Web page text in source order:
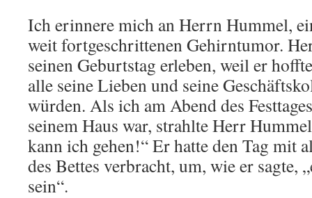
Ich erinnere mich an Herrn Hummel,
weit fortgeschrittenen Gehirntumor.
seinen Geburtstag erleben, weil er
alle seine Lieben und seine
würden. Als ich am Abend des
seinem Haus war, strahlte Herr
kann ich gehen!“ Er hatte den Tag mit
des Bettes verbracht, um, wie er sagte,
sein“.